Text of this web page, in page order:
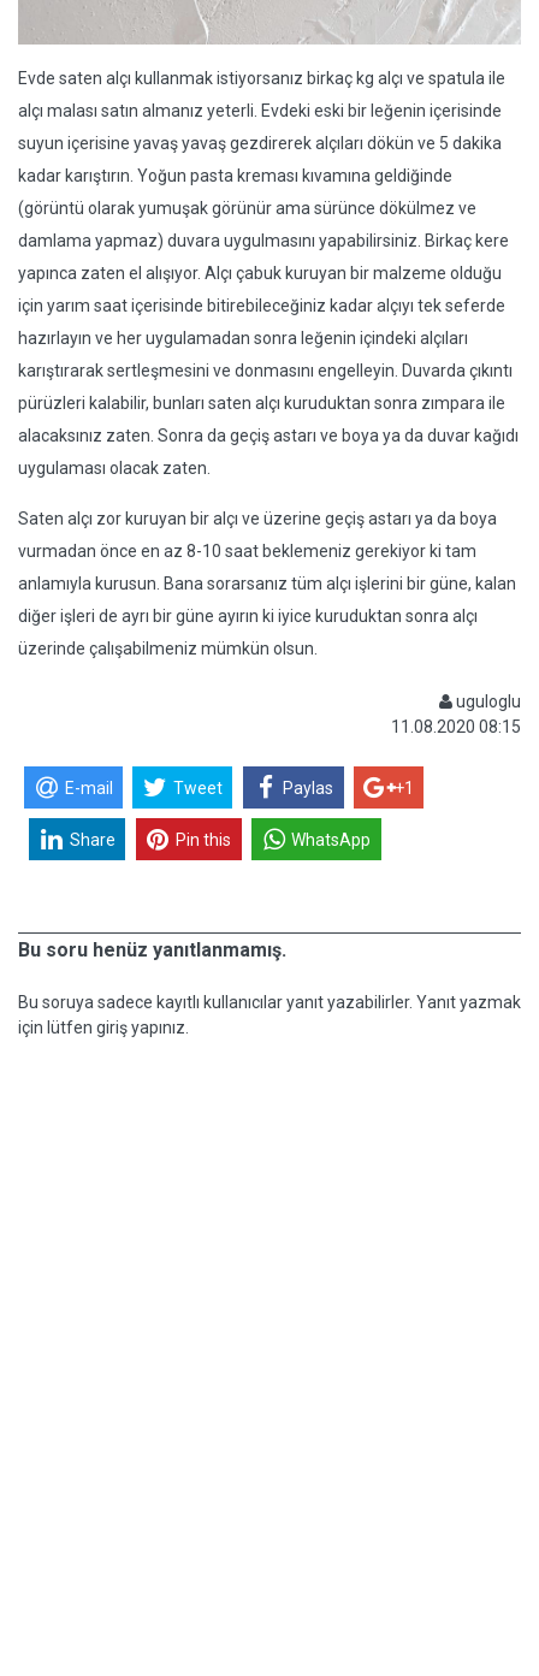
Evde saten alçı kullanmak istiyorsanız birkaç kg alçı ve spatula ile
alçı malası satın almanız yeterli. Evdeki eski bir leğenin içerisinde
suyun içerisine yavaş yavaş gezdirerek alçıları dökün ve 5 dakika
kadar karıştırın. Yoğun pasta kreması kıvamına geldiğinde
(görüntü olarak yumuşak görünür ama sürünce dökülmez ve
damlama yapmaz) duvara uygulmasını yapabilirsiniz. Birkaç kere
yapınca zaten el alışıyor. Alçı çabuk kuruyan bir malzeme olduğu
için yarım saat içerisinde bitirebileceğiniz kadar alçıyı tek seferde
hazırlayın ve her uygulamadan sonra leğenin içindeki alçıları
karıştırarak sertleşmesini ve donmasını engelleyin. Duvarda çıkıntı
pürüzleri kalabilir, bunları saten alçı kuruduktan sonra zımpara ile
alacaksınız zaten. Sonra da geçiş astarı ve boya ya da duvar kağıdı
uygulaması olacak zaten.
Saten alçı zor kuruyan bir alçı ve üzerine geçiş astarı ya da boya
vurmadan önce en az 8-10 saat beklemeniz gerekiyor ki tam
anlamıyla kurusun. Bana sorarsanız tüm alçı işlerini bir güne, kalan
diğer işleri de ayrı bir güne ayırın ki iyice kuruduktan sonra alçı
üzerinde çalışabilmeniz mümkün olsun.
uguloglu
11.08.2020 08:15
E-mail Tweet Paylas +1
Share Pin this WhatsApp
Bu soru henüz yanıtlanmamış.
Bu soruya sadece kayıtlı kullanıcılar yanıt yazabilirler. Yanıt yazmak
için lütfen giriş yapınız.